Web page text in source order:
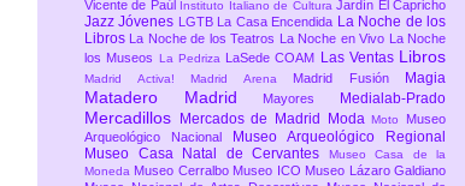
Vicente de Paúl
Instituto Italiano de CulturaJardín El Capricho
JazzJóvenes LGTB La Casa Encendida La Noche de los
Libros
La Noche de los Teatros La Noche en Vivo
La Noche
los Museos
La Pedriza LaSede COAM Las Ventas Libros
Madrid Activa! Madrid Arena Madrid Fusión Magia
Matadero Madrid Mayores Medialab-Prado
Mercadillos Mercados de Madrid ModaMoto Museo
Arqueológico Nacional
Museo Arqueológico Regional
Museo Casa Natal de Cervantes
Museo Casa de la
Moneda Museo Cerralbo Museo ICO Museo Lázaro Galdiano